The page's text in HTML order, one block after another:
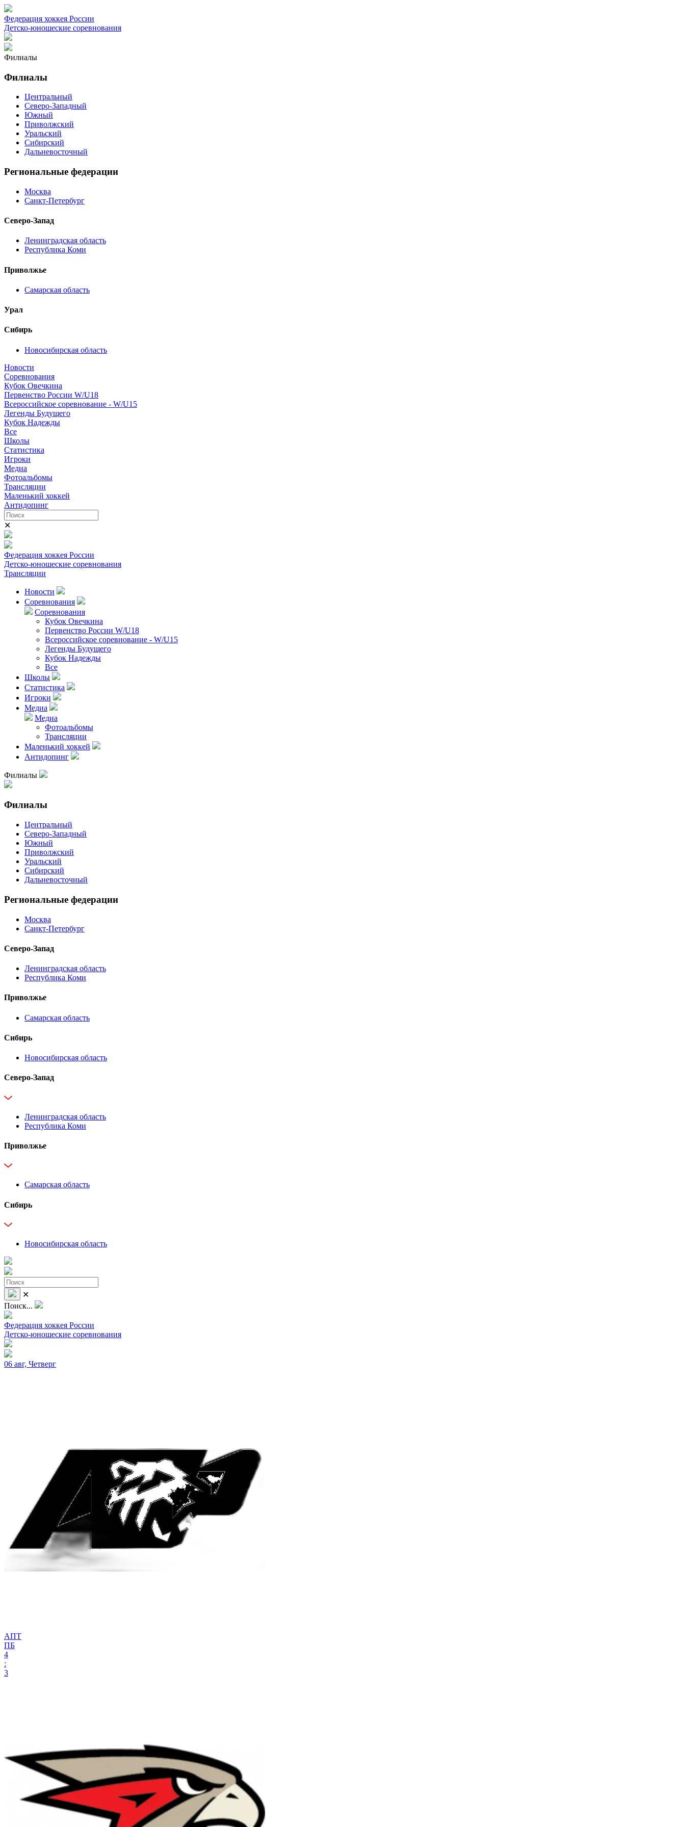
Федерация хоккея России
Детско-юношеские соревнования
Филиалы
Филиалы
Центральный
Северо-Западный
Южный
Приволжский
Уральский
Сибирский
Дальневосточный
Региональные федерации
Москва
Санкт-Петербург
Северо-Запад
Ленинградская область
Республика Коми
Приволжье
Самарская область
Урал
Сибирь
Новосибирская область
Новости
Соревнования
Кубок Овечкина
Первенство России W/U18
Всероссийское соревнование - W/U15
Легенды Будущего
Кубок Надежды
Все
Школы
Статистика
Игроки
Медиа
Фотоальбомы
Трансляции
Маленький хоккей
Антидопинг
✕
Федерация хоккея России
Детско-юношеские соревнования
Трансляции
Новости
Соревнования
Соревнования
Кубок Овечкина
Первенство России W/U18
Всероссийское соревнование - W/U15
Легенды Будущего
Кубок Надежды
Все
Школы
Статистика
Игроки
Медиа
Медиа
Фотоальбомы
Трансляции
Маленький хоккей
Антидопинг
Филиалы
Филиалы
Центральный
Северо-Западный
Южный
Приволжский
Уральский
Сибирский
Дальневосточный
Региональные федерации
Москва
Санкт-Петербург
Северо-Запад
Ленинградская область
Республика Коми
Приволжье
Самарская область
Сибирь
Новосибирская область
Северо-Запад
Ленинградская область
Республика Коми
Приволжье
Самарская область
Сибирь
Новосибирская область
✕
Поиск...
Федерация хоккея России
Детско-юношеские соревнования
06 авг, Четверг
АПТ
ПБ
4
:
3